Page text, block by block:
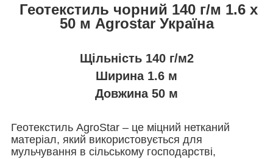
Геотекстиль чорний 140 г/м 1.6 х
50 м Agrostar Україна
Щільність 140 г/м2
Ширина 1.6 м
Довжина 50 м
Геотекстиль AgroStar – це міцний нетканий
матеріал, який використовується для
мульчування в сільському господарстві,